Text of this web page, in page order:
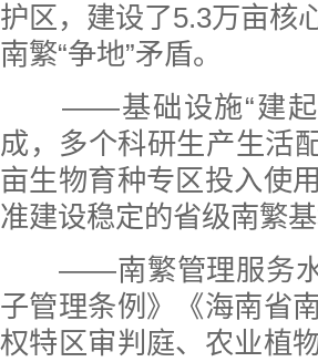
护区，建设了5.3万亩核
南繁“争地”矛盾。
——基础设施“建起
成，多个科研生产生活
亩生物育种专区投入使
准建设稳定的省级南繁基
——南繁管理服务水
子管理条例》《海南省
权特区审判庭、农业植